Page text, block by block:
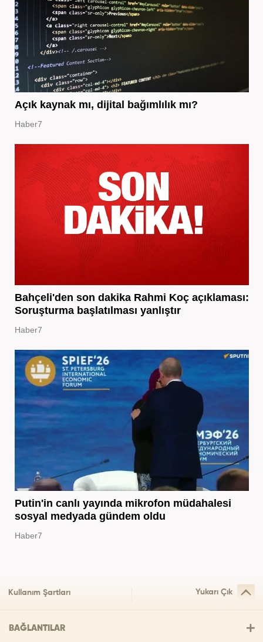
Açık kaynak mı, dijital bağımlılık mı?
Haber7
Bahçeli'den son dakika Rahmi Koç açıklaması:
Soruşturma başlatılması yanlıştır
Haber7
Putin'in canlı yayında mikrofon müdahalesi
sosyal medyada gündem oldu
Haber7
Kullanım Şartları Yukarı Çık
BAĞLANTILAR